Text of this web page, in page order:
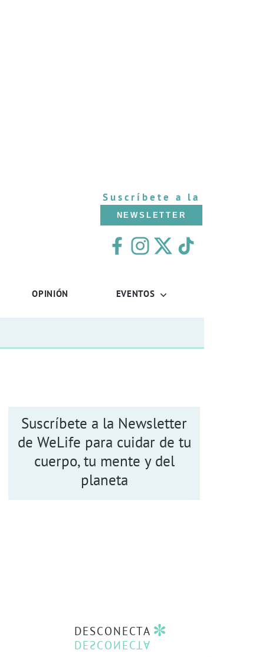
Suscríbete a la
NEWSLETTER
OPINIÓN EVENTOS
Suscríbete a la Newsletter
de WeLife para cuidar de tu
cuerpo, tu mente y del
planeta
DESCONECTA